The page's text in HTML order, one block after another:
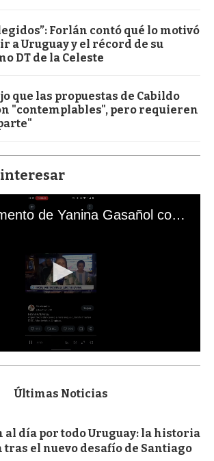
Forlán contó qué lo motivó
a Uruguay y el récord de su
DT de la Celeste
que las propuestas de Cabildo
"contemplables", pero requieren
interesar
El mal momento de Yanina Gasañol con un hincha argentino en "Subrayado"
Últimas Noticias
al día por todo Uruguay: la historia
tras el nuevo desafío de Santiago